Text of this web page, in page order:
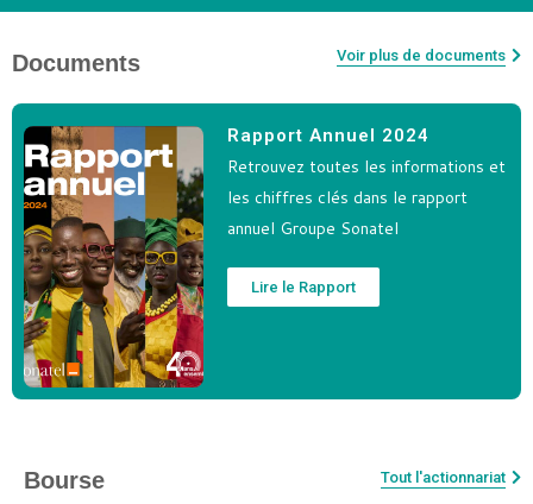
Tout l'actionnariat
Bourse
Voir plus de documents
Documents
Rapport Annuel 2024
Retrouvez toutes les informations et
les chiffres clés dans le rapport
annuel Groupe Sonatel
Lire le Rapport